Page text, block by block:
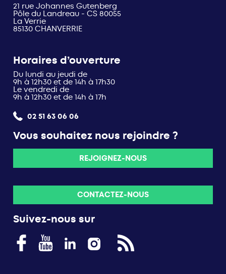
21 rue Johannes Gutenberg
Pôle du Landreau - CS 80055
La Verrie
85130 CHANVERRIE
Horaires d’ouverture
Du lundi au jeudi de
9h à 12h30 et de 14h à 17h30
Le vendredi de
9h à 12h30 et de 14h à 17h
02 51 63 06 06
Vous souhaitez nous rejoindre ?
REJOIGNEZ-NOUS
CONTACTEZ-NOUS
Suivez-nous sur